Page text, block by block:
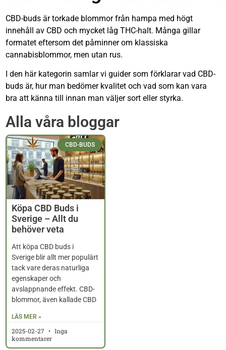
CBD-buds är torkade blommor från hampa med högt
innehåll av CBD och mycket låg THC-halt. Många gillar
formatet eftersom det påminner om klassiska
cannabisblommor, men utan rus.
I den här kategorin samlar vi guider som förklarar vad CBD-
buds är, hur man bedömer kvalitet och vad som kan vara
bra att känna till innan man väljer sort eller styrka.
Alla våra bloggar
CBD-BUDS
Köpa CBD Buds i
Sverige – Allt du
behöver veta
Att köpa CBD buds i
Sverige blir allt mer populärt
tack vare deras naturliga
egenskaper och
avslappnande effekt. CBD-
blommor, även kallade CBD
LÄS MER »
2025-02-27
Inga
kommentarer